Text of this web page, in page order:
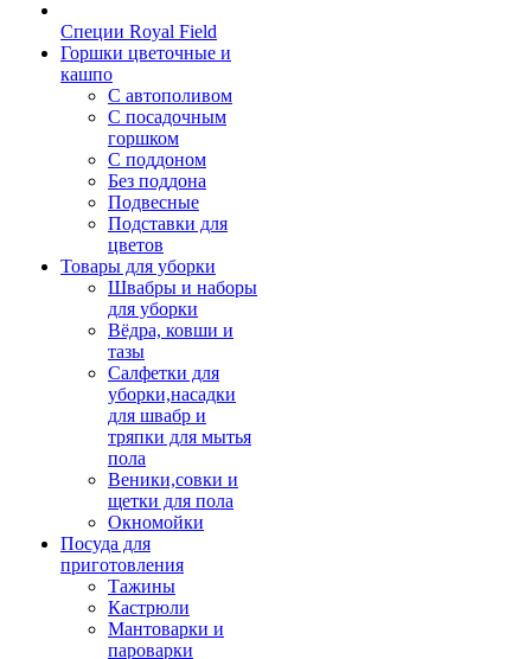
Специи Royal Field
Горшки цветочные и
кашпо
С автополивом
С посадочным
горшком
С поддоном
Без поддона
Подвесные
Подставки для
цветов
Товары для уборки
Швабры и наборы
для уборки
Вёдра, ковши и
тазы
Салфетки для
уборки,насадки
для швабр и
тряпки для мытья
пола
Веники,совки и
щетки для пола
Окномойки
Посуда для
приготовления
Тажины
Кастрюли
Мантоварки и
пароварки